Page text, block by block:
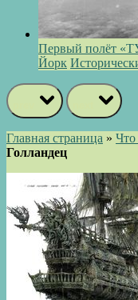
Первый полёт
Йорк
Главная страница » Что
Голландец